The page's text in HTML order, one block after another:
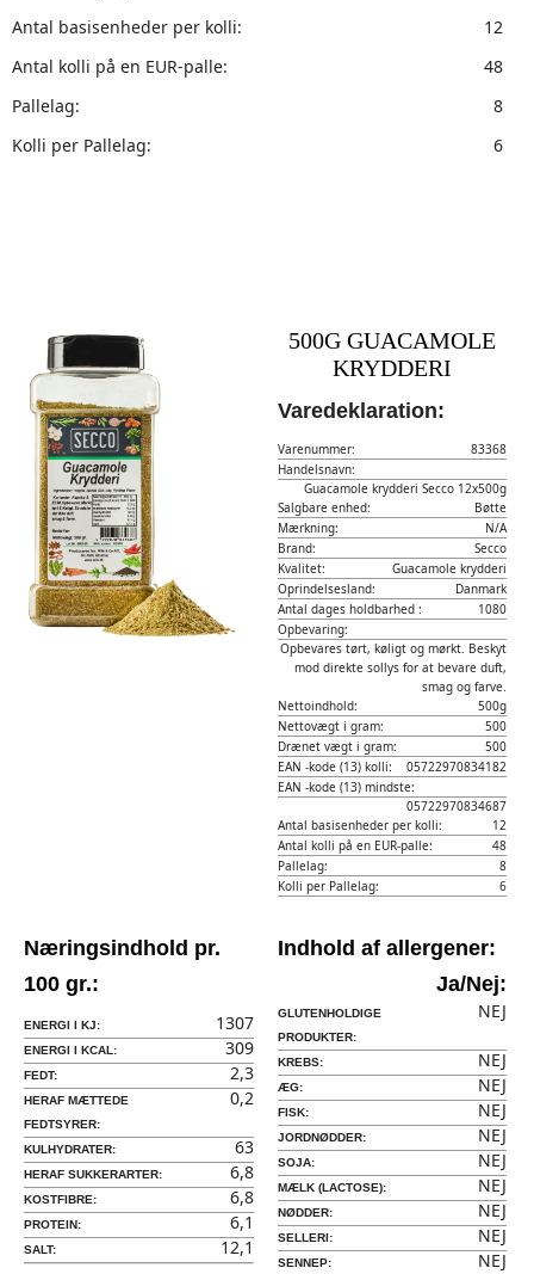
Antal basisenheder per kolli:
12
Antal kolli på en EUR-palle:
48
Pallelag:
8
Kolli per Pallelag:
6
500G GUACAMOLE
KRYDDERI
Varedeklaration:
Varenummer:
83368
Handelsnavn:
Guacamole krydderi Secco 12x500g
Salgbare enhed:
Bøtte
Mærkning:
N/A
Brand:
Secco
Kvalitet:
Guacamole krydderi
Oprindelsesland:
Danmark
Antal dages holdbarhed :
1080
Opbevaring:
Opbevares tørt, køligt og mørkt. Beskyt
mod direkte sollys for at bevare duft,
smag og farve.
Nettoindhold:
500g
Nettovægt i gram:
500
Drænet vægt i gram:
500
EAN -kode (13) kolli:
05722970834182
EAN -kode (13) mindste:
05722970834687
Antal basisenheder per kolli:
12
Antal kolli på en EUR-palle:
48
Pallelag:
8
Kolli per Pallelag:
6
Næringsindhold pr.
100 gr.:
ENERGI I KJ: 1307
ENERGI I KCAL: 309
FEDT: 2,3
HERAF MÆTTEDE
FEDTSYRER:
0,2
KULHYDRATER: 63
HERAF SUKKERARTER: 6,8
KOSTFIBRE: 6,8
PROTEIN: 6,1
SALT: 12,1
Indhold af allergener:
Ja/Nej:
GLUTENHOLDIGE
PRODUKTER:
NEJ
KREBS: NEJ
ÆG: NEJ
FISK: NEJ
JORDNØDDER: NEJ
SOJA: NEJ
MÆLK (LACTOSE): NEJ
NØDDER: NEJ
SELLERI: NEJ
SENNEP: NEJ